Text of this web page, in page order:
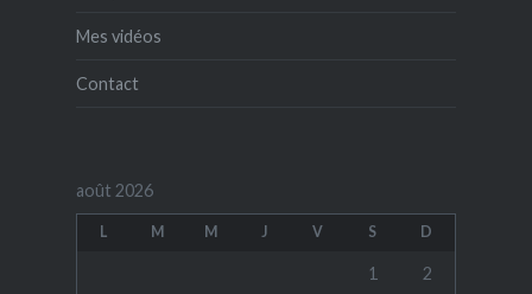
Mes vidéos
Contact
août 2026
L M M J V S D
1 2